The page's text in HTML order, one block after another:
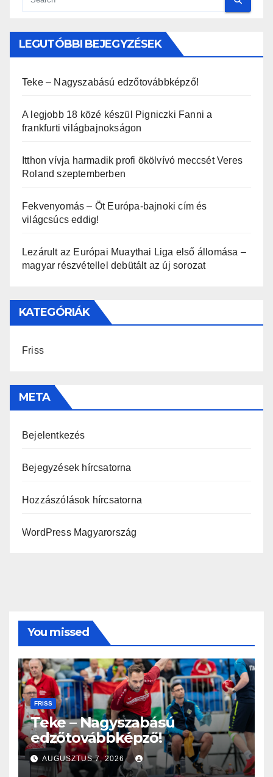
LEGUTÓBBI BEJEGYZÉSEK
Teke – Nagyszabású edzőtovábbképző!
A legjobb 18 közé készül Pigniczki Fanni a
frankfurti világbajnokságon
Itthon vívja harmadik profi ökölvívó meccsét Veres
Roland szeptemberben
Fekvenyomás – Öt Európa-bajnoki cím és
világcsúcs eddig!
Lezárult az Európai Muaythai Liga első állomása –
magyar részvétellel debütált az új sorozat
KATEGÓRIÁK
Friss
META
Bejelentkezés
Bejegyzések hírcsatorna
Hozzászólások hírcsatorna
WordPress Magyarország
You missed
FRISS
Teke – Nagyszabású
edzőtovábbképző!
AUGUSZTUS 7, 2026